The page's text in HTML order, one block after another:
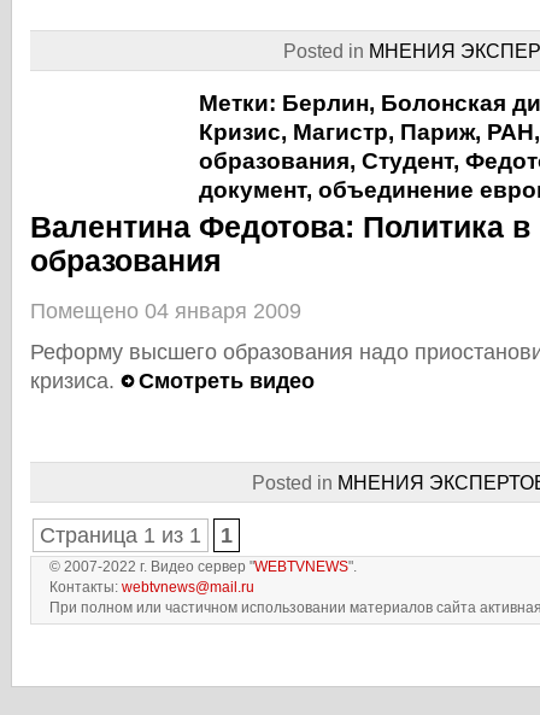
Posted in МНЕНИЯ
Метки: Берлин, Болонская
Кризис, Магистр, Париж, РАН
образования, Студент,
документ, объединение
Валентина Федотова: Политика
образования
Помещено 04 января 2009
Реформу высшего образования надо
кризиса.
Смотреть видео
Posted in МНЕНИЯ
Страница 1 из 1 1
© 2007-2022 г. Видео сервер "WEBTVNEWS".
Контакты: webtvnews@mail.ru
При полном или частичном использовании материалов сайта